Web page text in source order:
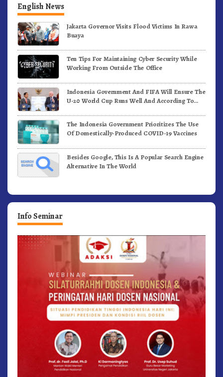
English News
Jakarta Governor Visits Flood Victims In Rawa
Buaya
Ten Tips For Maintaining Cyber Security While
Working From Outside The Office
Indonesia Government And FIFA Will Ensure The
U-20 World Cup Runs Well And According To
The Indonesia Government Prioritizes The Use
Of Domestically-Produced COVID-19 Vaccines
Besides Google, This Is A Popular Search Engine
Alternative In The World
Info Seminar